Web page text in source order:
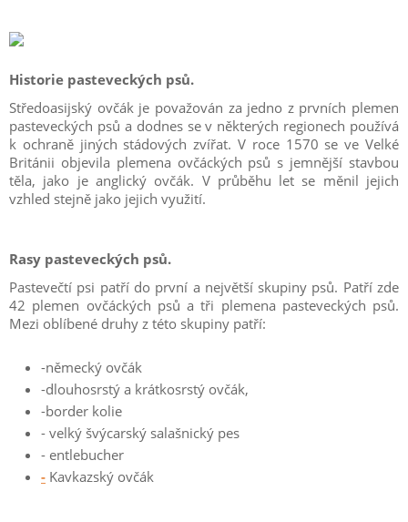
Historie pasteveckých psů.
Středoasijský ovčák je považován za jedno z prvních plemen
pasteveckých psů a dodnes se v některých regionech používá
k ochraně jiných stádových zvířat. V roce 1570 se ve Velké
Británii objevila plemena ovčáckých psů s jemnější stavbou
těla, jako je anglický ovčák. V průběhu let se měnil jejich
vzhled stejně jako jejich využití.
Rasy pasteveckých psů.
Pastevečtí psi patří do první a největší skupiny psů. Patří zde
42 plemen ovčáckých psů a tři plemena pasteveckých psů.
Mezi oblíbené druhy z této skupiny patří:
-německý ovčák
-dlouhosrstý a krátkosrstý ovčák,
-border kolie
- velký švýcarský salašnický pes
- entlebucher
- Kavkazský ovčák